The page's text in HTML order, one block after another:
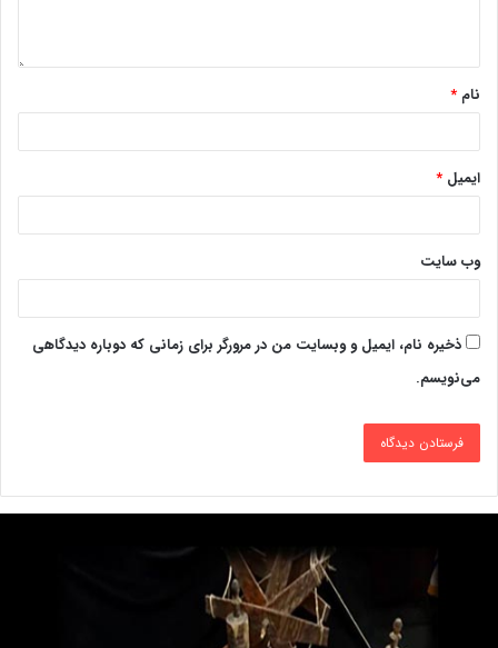
نام *
ایمیل *
وب‌ سایت
ذخیره نام، ایمیل و وبسایت من در مرورگر برای زمانی که دوباره دیدگاهی
می‌نویسم.